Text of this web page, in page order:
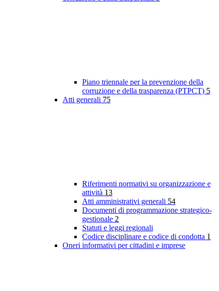
Piano triennale per la prevenzione della
corruzione e della trasparenza (PTPCT) 5
Atti generali 75
Riferimenti normativi su organizzazione e
attività 13
Atti amministrativi generali 54
Documenti di programmazione strategico-
gestionale 2
Statuti e leggi regionali
Codice disciplinare e codice di condotta 1
Oneri informativi per cittadini e imprese